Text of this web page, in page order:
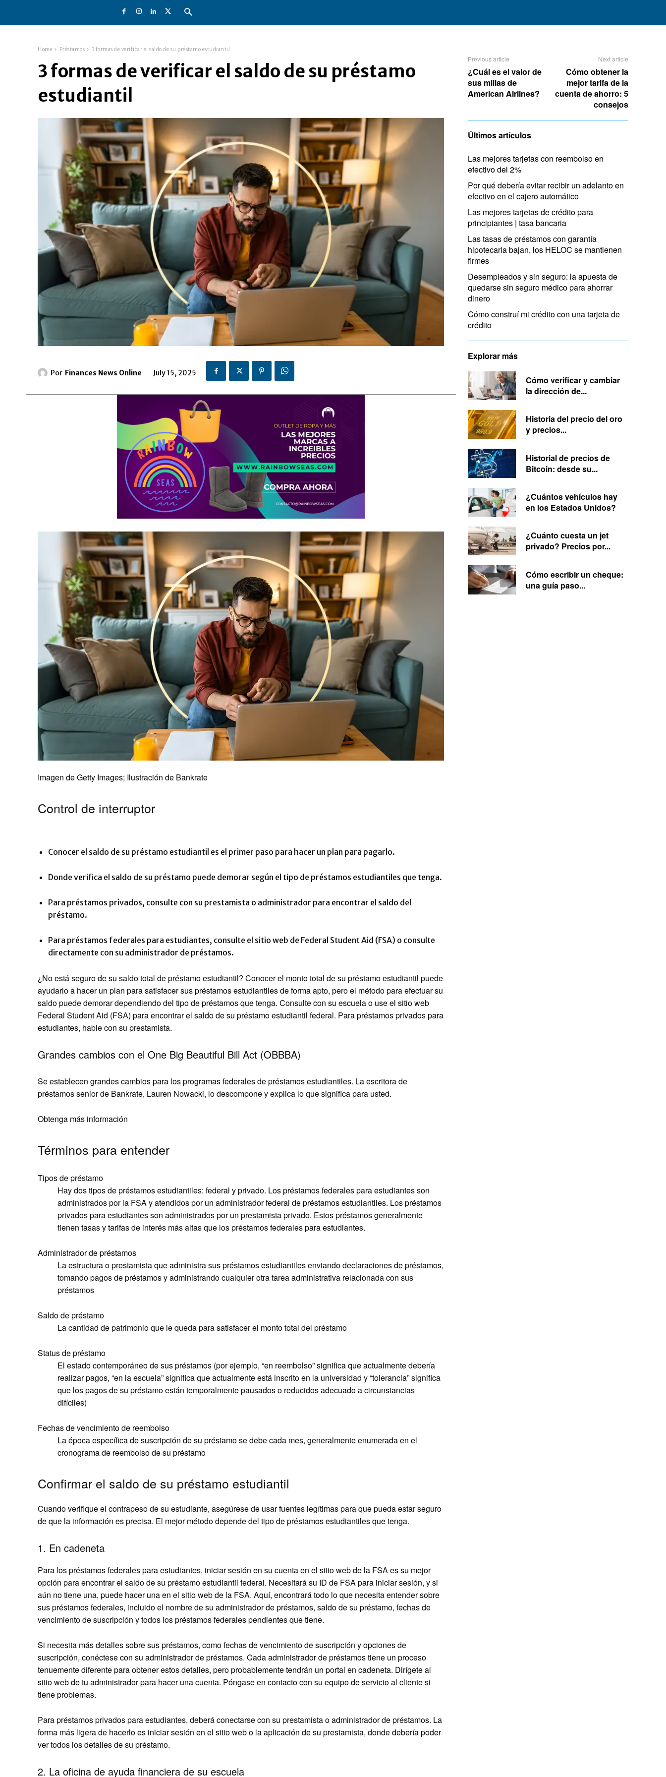
Home Préstamos 3 formas de verificar el saldo de su préstamo estudiantil
3 formas de verificar el saldo de su préstamo
estudiantil
Por Finances News Online July 15, 2025
Imagen de Getty Images; Ilustración de Bankrate
Control de interruptor
Conocer el saldo de su préstamo estudiantil es el primer paso para hacer un plan para pagarlo.
Donde verifica el saldo de su préstamo puede demorar según el tipo de préstamos estudiantiles que tenga.
Para préstamos privados, consulte con su prestamista o administrador para encontrar el saldo del
préstamo.
Para préstamos federales para estudiantes, consulte el sitio web de Federal Student Aid (FSA) o consulte
directamente con su administrador de préstamos.
¿No está seguro de su saldo total de préstamo estudiantil? Conocer el monto total de su préstamo estudiantil puede
ayudarlo a hacer un plan para satisfacer sus préstamos estudiantiles de forma apto, pero el método para efectuar su
saldo puede demorar dependiendo del tipo de préstamos que tenga. Consulte con su escuela o use el sitio web
Federal Student Aid (FSA) para encontrar el saldo de su préstamo estudiantil federal. Para préstamos privados para
estudiantes, hable con su prestamista.
Grandes cambios con el One Big Beautiful Bill Act (OBBBA)
Se establecen grandes cambios para los programas federales de préstamos estudiantiles. La escritora de
préstamos senior de Bankrate, Lauren Nowacki, lo descompone y explica lo que significa para usted.
Obtenga más información
Términos para entender
Tipos de préstamo
Hay dos tipos de préstamos estudiantiles: federal y privado. Los préstamos federales para estudiantes son
administrados por la FSA y atendidos por un administrador federal de préstamos estudiantiles. Los préstamos
privados para estudiantes son administrados por un prestamista privado. Estos préstamos generalmente
tienen tasas y tarifas de interés más altas que los préstamos federales para estudiantes.
Administrador de préstamos
La estructura o prestamista que administra sus préstamos estudiantiles enviando declaraciones de préstamos,
tomando pagos de préstamos y administrando cualquier otra tarea administrativa relacionada con sus
préstamos
Saldo de préstamo
La cantidad de patrimonio que le queda para satisfacer el monto total del préstamo
Status de préstamo
El estado contemporáneo de sus préstamos (por ejemplo, “en reembolso” significa que actualmente debería
realizar pagos, “en la escuela” significa que actualmente está inscrito en la universidad y “tolerancia” significa
que los pagos de su préstamo están temporalmente pausados o reducidos adecuado a circunstancias
difíciles)
Fechas de vencimiento de reembolso
La época específica de suscripción de su préstamo se debe cada mes, generalmente enumerada en el
cronograma de reembolso de su préstamo
Confirmar el saldo de su préstamo estudiantil
Cuando verifique el contrapeso de su estudiante, asegúrese de usar fuentes legítimas para que pueda estar seguro
de que la información es precisa. El mejor método depende del tipo de préstamos estudiantiles que tenga.
1. En cadeneta
Para los préstamos federales para estudiantes, iniciar sesión en su cuenta en el sitio web de la FSA es su mejor
opción para encontrar el saldo de su préstamo estudiantil federal. Necesitará su ID de FSA para iniciar sesión, y si
aún no tiene una, puede hacer una en el sitio web de la FSA. Aquí, encontrará todo lo que necesita entender sobre
sus préstamos federales, incluido el nombre de su administrador de préstamos, saldo de su préstamo, fechas de
vencimiento de suscripción y todos los préstamos federales pendientes que tiene.
Si necesita más detalles sobre sus préstamos, como fechas de vencimiento de suscripción y opciones de
suscripción, conéctese con su administrador de préstamos. Cada administrador de préstamos tiene un proceso
tenuemente diferente para obtener estos detalles, pero probablemente tendrán un portal en cadeneta. Dirígete al
sitio web de tu administrador para hacer una cuenta. Póngase en contacto con su equipo de servicio al cliente si
tiene problemas.
Para préstamos privados para estudiantes, deberá conectarse con su prestamista o administrador de préstamos. La
forma más ligera de hacerlo es iniciar sesión en el sitio web o la aplicación de su prestamista, donde debería poder
ver todos los detalles de su préstamo.
2. La oficina de ayuda financiera de su escuela
Previous article
¿Cuál es el valor de
sus millas de
American Airlines?
Next article
Cómo obtener la
mejor tarifa de la
cuenta de ahorro: 5
consejos
Últimos artículos
Las mejores tarjetas con reembolso en
efectivo del 2%
Por qué debería evitar recibir un adelanto en
efectivo en el cajero automático
Las mejores tarjetas de crédito para
principiantes | tasa bancaria
Las tasas de préstamos con garantía
hipotecaria bajan, los HELOC se mantienen
firmes
Desempleados y sin seguro: la apuesta de
quedarse sin seguro médico para ahorrar
dinero
Cómo construí mi crédito con una tarjeta de
crédito
Explorar más
Cómo verificar y cambiar
la dirección de...
Historia del precio del oro
y precios...
Historial de precios de
Bitcoin: desde su...
¿Cuántos vehículos hay
en los Estados Unidos?
¿Cuánto cuesta un jet
privado? Precios por...
Cómo escribir un cheque:
una guía paso...